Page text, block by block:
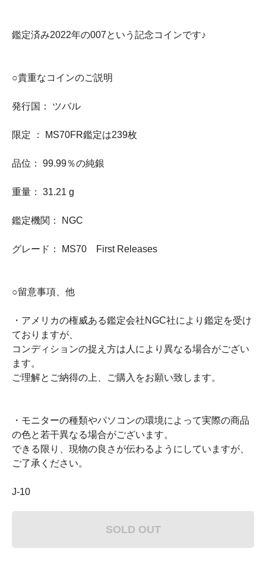
鑑定済み2022年の007という記念コインです♪
○貴重なコインのご説明
発行国： ツバル
限定 ： MS70FR鑑定は239枚
品位： 99.99％の純銀
重量： 31.21 g
鑑定機関： NGC
グレード： MS70 First Releases
○留意事項、他
・アメリカの権威ある鑑定会社NGC社により鑑定を受け
ておりますが、
コンディションの捉え方は人により異なる場合がござい
ます。
ご理解とご納得の上、ご購入をお願い致します。
・モニターの種類やパソコンの環境によって実際の商品
の色と若干異なる場合がございます。
できる限り、現物の良さが伝わるようにしていますが、
ご了承ください。
J-10
SOLD OUT